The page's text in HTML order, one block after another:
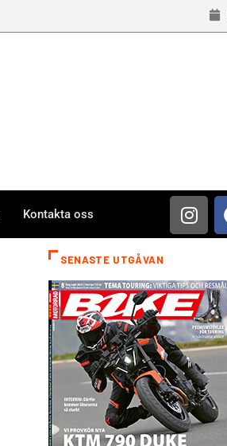
Kontakta oss
SENASTE UTGÅVAN